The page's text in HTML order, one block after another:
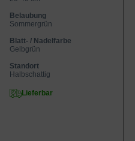
Belaubung
Sommergrün
Blatt- / Nadelfarbe
Gelbgrün
Standort
Halbschattig
Lieferbar